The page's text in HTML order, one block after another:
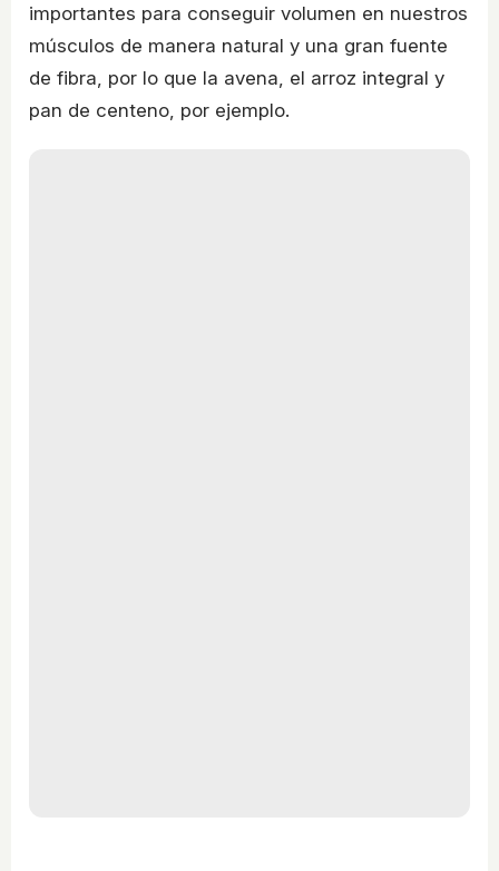
importantes para conseguir volumen en nuestros
músculos de manera natural y una gran fuente
de fibra, por lo que la avena, el arroz integral y
pan de centeno, por ejemplo.